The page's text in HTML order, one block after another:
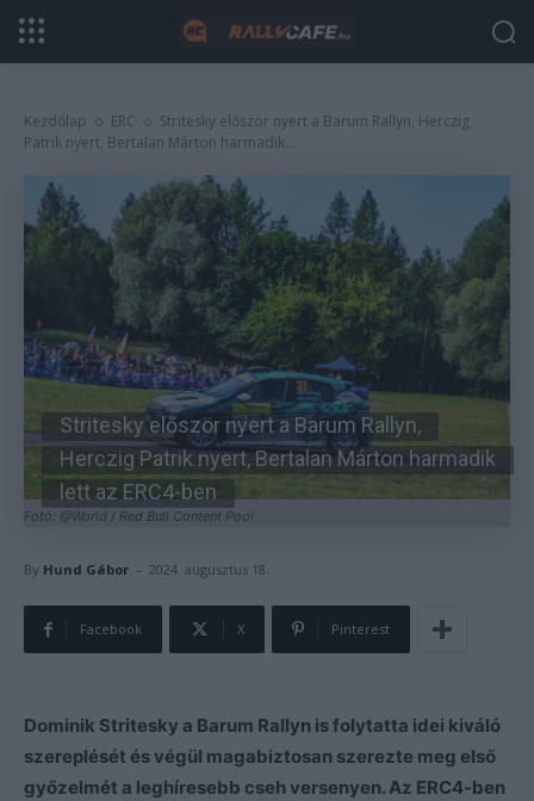
Kezdőlap ERC
Stritesky először nyert a Barum Rallyn, Herczig
Patrik nyert, Bertalan Márton harmadik...
Fotó: @World / Red Bull Content Pool
Stritesky először nyert a Barum Rallyn,
Herczig Patrik nyert, Bertalan Márton harmadik
lett az ERC4-ben
By Hund Gábor - 2024. augusztus 18.
Facebook X Pinterest
Dominik Stritesky a Barum Rallyn is folytatta idei kiváló
szereplését és végül magabiztosan szerezte meg első
győzelmét a leghíresebb cseh versenyen. Az ERC4-ben